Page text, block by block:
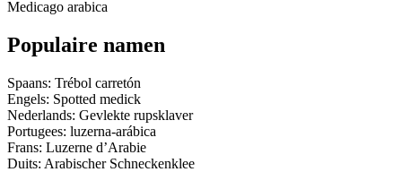
Medicago arabica
Populaire namen
Spaans: Trébol carretón
Engels: Spotted medick
Nederlands: Gevlekte rupsklaver
Portugees: luzerna-arábica
Frans: Luzerne d’Arabie
Duits: Arabischer Schneckenklee